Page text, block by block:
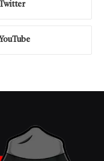
YouTube